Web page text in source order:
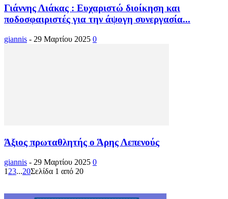
Γιάννης Λιάκας : Ευχαριστώ διοίκηση και
ποδοσφαιριστές για την άψογη συνεργασία...
giannis - 29 Μαρτίου 2025 0
Άξιος πρωταθλητής ο Άρης Λεπενούς
giannis - 29 Μαρτίου 2025 0
1 23...20Σελίδα 1 από 20